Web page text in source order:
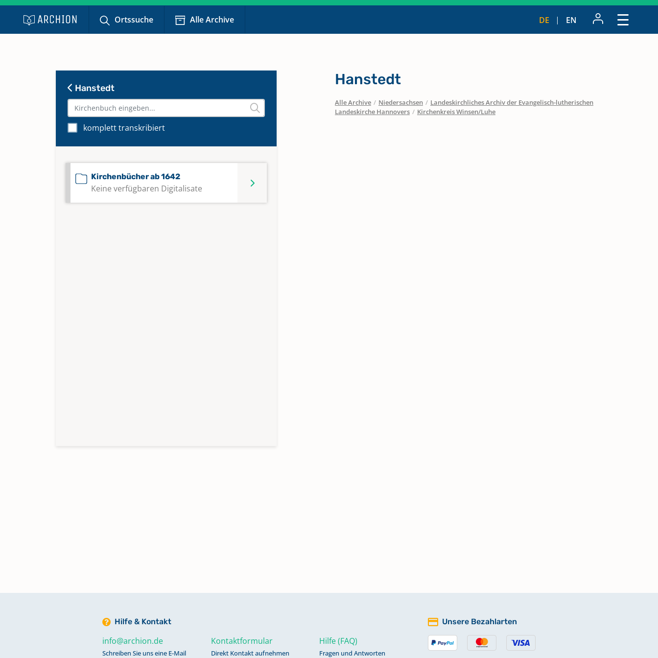
Ortssuche Alle Archive DE EN
Hanstedt
komplett transkribiert
Kirchenbücher ab 1642
Keine verfügbaren Digitalisate
Hanstedt
Alle Archive / Niedersachsen / Landeskirchliches Archiv der Evangelisch-lutherischen
Landeskirche Hannovers / Kirchenkreis Winsen/Luhe
Hilfe & Kontakt
info@archion.de
Schreiben Sie uns eine E-Mail
Kontaktformular
Direkt Kontakt aufnehmen
Hilfe (FAQ)
Fragen und Antworten
Unsere Bezahlarten